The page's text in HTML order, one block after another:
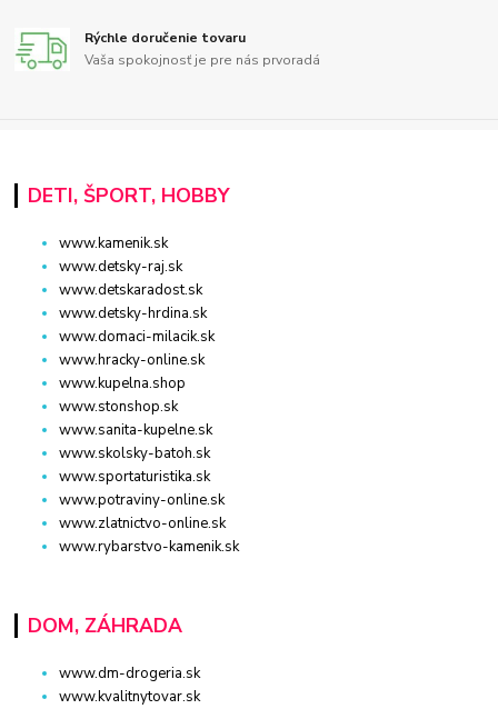
Rýchle doručenie tovaru
Vaša spokojnosť je pre nás prvoradá
DETI, ŠPORT, HOBBY
www.kamenik.sk
www.detsky-raj.sk
www.detskaradost.sk
www.detsky-hrdina.sk
www.domaci-milacik.sk
www.hracky-online.sk
www.kupelna.shop
www.stonshop.sk
www.sanita-kupelne.sk
www.skolsky-batoh.sk
www.sportaturistika.sk
www.potraviny-online.sk
www.zlatnictvo-online.sk
www.rybarstvo-kamenik.sk
DOM, ZÁHRADA
www.dm-drogeria.sk
www.kvalitnytovar.sk